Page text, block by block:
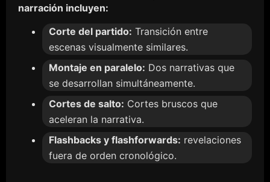
narración incluyen:
Corte del partido: Transición entre
escenas visualmente similares.
Montaje en paralelo: Dos narrativas que
se desarrollan simultáneamente.
Cortes de salto: Cortes bruscos que
aceleran la narrativa.
Flashbacks y flashforwards: revelaciones
fuera de orden cronológico.